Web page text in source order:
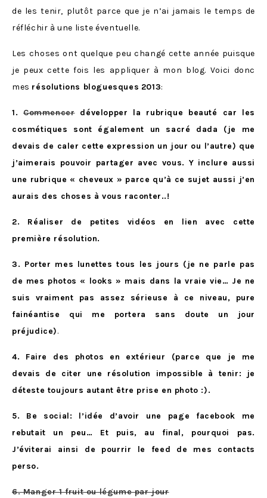
de les tenir, plutôt parce que je n’ai jamais le temps de
réfléchir à une liste éventuelle.
Les choses ont quelque peu changé cette année puisque
je peux cette fois les appliquer à mon blog. Voici donc
mes résolutions bloguesques 2013:
1.Commencerdévelopper la rubrique beauté car les
cosmétiques sont également un sacré dada (je me
devais de caler cette expression un jour ou l’autre) que
j’aimerais pouvoir partager avec vous. Y inclure aussi
une rubrique « cheveux » parce qu’à ce sujet aussi j’en
aurais des choses à vous raconter..!
2. Réaliser de petites vidéos en lien avec cette
première résolution.
3. Porter mes lunettes tous les jours (je ne parle pas
de mes photos « looks » mais dans la vraie vie… Je ne
suis vraiment pas assez sérieuse à ce niveau, pure
fainéantise qui me portera sans doute un jour
pré judice).
4. Faire des photos en extérieur (parce que je me
devais de citer une résolution impossible à tenir: je
déteste toujours autant être prise en photo :).
5. Be social: l’idée d’avoir une page facebook me
rebutait un peu… Et puis, au final, pourquoi pas.
J’éviterai ainsi de pourrir le feed de mes contacts
perso.
6. Manger 1 fruit ou légume par jour